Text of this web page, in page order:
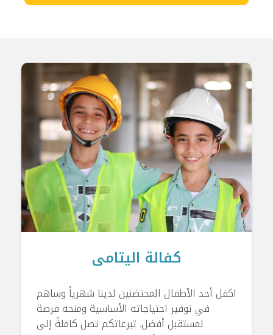
كفالة اليتامى
اكفل أحد الأطفال المحتضنين لدينا شهرياً وساهم
في توفير احتياجاته الأساسية ومنحه فرصة
لمستقبل أفضل. تبرعاتكم تصل كاملةً إلى